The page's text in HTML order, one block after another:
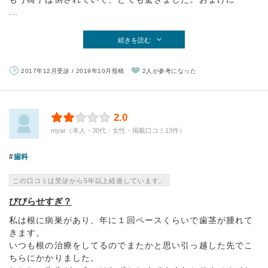
続きを読む
2017年12月受診 / 2019年10月投稿 2人が参考になった
2.0
myar（本人・30代・女性・掲載口コミ13件）
歯科
この口コミは受診から5年以上経過しています。
びびらせすぎ？
私は根に病巣があり、年に１回ペースくらいで歯茎が腫れて
きます。
いつも根の治療をしてるのでまたかと思い引っ越した先でこ
ちらにかかりました。